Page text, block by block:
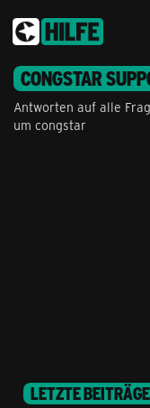
CONGSTAR
Antworten auf alle
um congstar
LETZTE BEITRÄGE